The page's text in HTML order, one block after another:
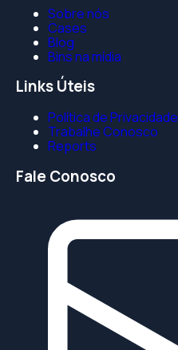
Sobre nós
Cases
Blog
Bins na mídia
Links Úteis
Política de Privacidade
Trabalhe Conosco
Reports
Fale Conosco